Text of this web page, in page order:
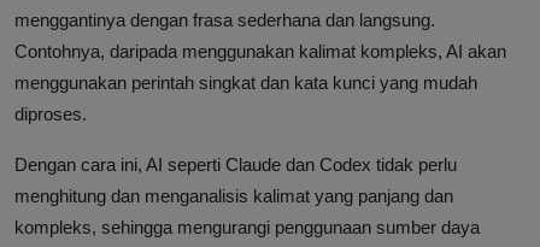
menggantinya dengan frasa sederhana dan langsung.
Contohnya, daripada menggunakan kalimat kompleks, AI akan
menggunakan perintah singkat dan kata kunci yang mudah
diproses.
Dengan cara ini, AI seperti Claude dan Codex tidak perlu
menghitung dan menganalisis kalimat yang panjang dan
kompleks, sehingga mengurangi penggunaan sumber daya